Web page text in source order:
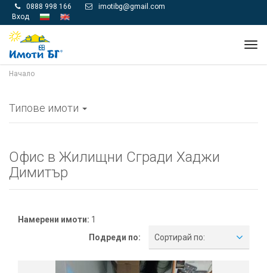
 0888 998 166 
imotibg@gmail.com
Вход
Начало
Типове имоти
Офис в Жилищни Сгради Хаджи
Димитър
Намерени имоти: 1
Подреди по:
Сортирай по: